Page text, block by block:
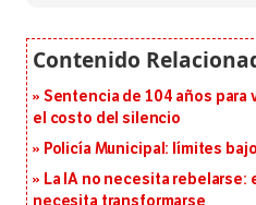
Sentencia de 104 años para
el costo del silencio
Policía Municipal: límites
La IA no necesita rebelarse: